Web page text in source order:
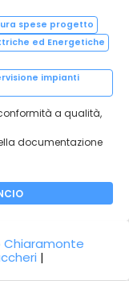
spese progetto
ed Energetiche
impianti
a qualità,
documentazione
Chiaramonte
|